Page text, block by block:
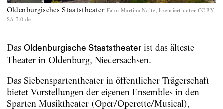
Oldenburgisches Staatstheater Foto: Martina Nolte, lizensiert unter CC BY-
SA 3.0 de
Das Oldenburgische Staatstheaterist das älteste
Theater in Oldenburg, Niedersachsen.
Das Siebenspartentheater in öffentlicher Trägerschaft
bietet Vorstellungen der eigenen Ensembles in den
Sparten Musiktheater (Oper/Operette/Musical),